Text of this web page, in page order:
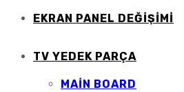
EKRAN PANEL DEĞİŞİMİ
TV YEDEK PARÇA
MAİN BOARD